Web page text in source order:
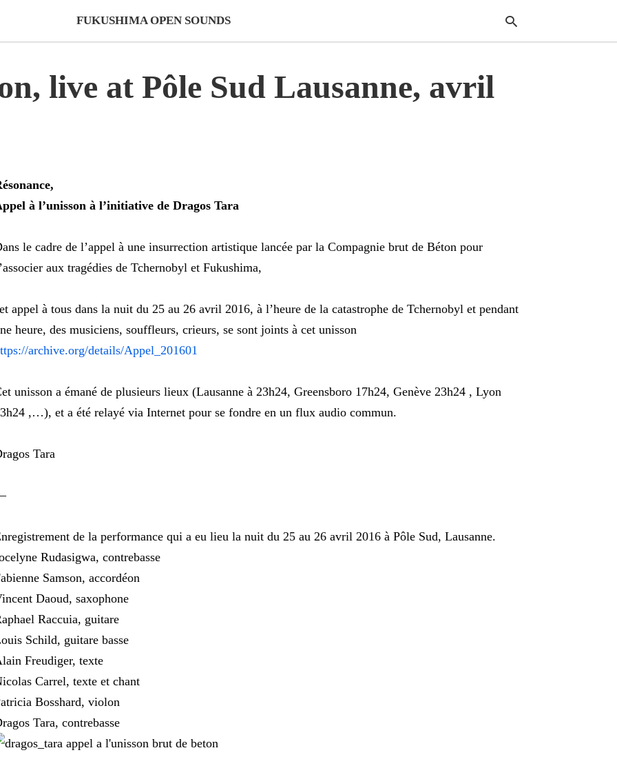
FUKUSHIMA OPEN SOUNDS
live at Pôle Sud Lausanne, avril
à l’unisson à l’initiative de Dragos Tara
le cadre de l’appel à une insurrection artistique lancée par la Compagnie brut de Béton pour
aux tragédies de Tchernobyl et Fukushima,
appel à tous dans la nuit du 25 au 26 avril 2016, à l’heure de la catastrophe de Tchernobyl et pendant
heure, des musiciens, souffleurs, crieurs, se sont joints à cet unisson
archive.org/details/Appel_201601
unisson a émané de plusieurs lieux (Lausanne à 23h24, Greensboro 17h24, Genève 23h24 , Lyon
,…), et a été relayé via Internet pour se fondre en un flux audio commun.
Tara
de la performance qui a eu lieu la nuit du 25 au 26 avril 2016 à Pôle Sud, Lausanne.
Rudasigwa, contrebasse
Samson, accordéon
Daoud, saxophone
Raccuia, guitare
Schild, guitare basse
Freudiger, texte
Carrel, texte et chant
Bosshard, violon
Tara, contrebasse